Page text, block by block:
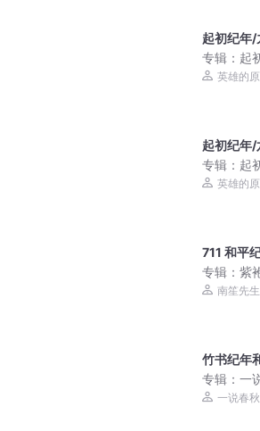
起初纪年/
专辑： 起
英雄的
起初纪年/
专辑： 起
英雄的
711 和平
专辑： 紫
士流经典
南笙先生
竹书纪年
专辑： 一
一说春秋